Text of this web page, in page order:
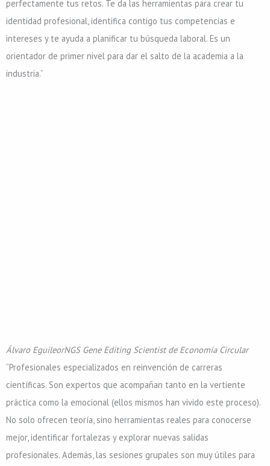
perfectamente tus retos. Te da las herramientas para crear tu
identidad profesional, identifica contigo tus competencias e
intereses y te ayuda a planificar tu búsqueda laboral. Es un
orientador de primer nivel para dar el salto de la academia a la
industria.”
Álvaro EguileorNGS Gene Editing Scientist de Economía Circular
“Profesionales especializados en reinvención de carreras
científicas. Son expertos que acompañan tanto en la vertiente
práctica como la emocional (ellos mismos han vivido este proceso).
No solo ofrecen teoría, sino herramientas reales para conocerse
mejor, identificar fortalezas y explorar nuevas salidas
profesionales. Además, las sesiones grupales son muy útiles para